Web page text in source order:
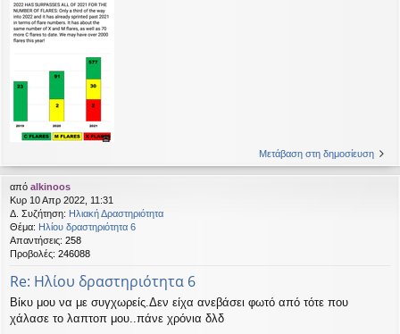
Μετάβαση στη δημοσίευση
από alkinoos
Κυρ 10 Απρ 2022, 11:31
Δ. Συζήτηση: Ηλιακή Δραστηριότητα
Θέμα: Ηλίου δραστηριότητα 6
Απαντήσεις: 258
Προβολές: 246088
Re: Ηλίου δραστηριότητα 6
Βίκυ μου να με συγχωρείς.Δεν είχα ανεβάσει φωτό από τότε που
χάλασε το λαπτοπ μου..πάνε χρόνια δλδ